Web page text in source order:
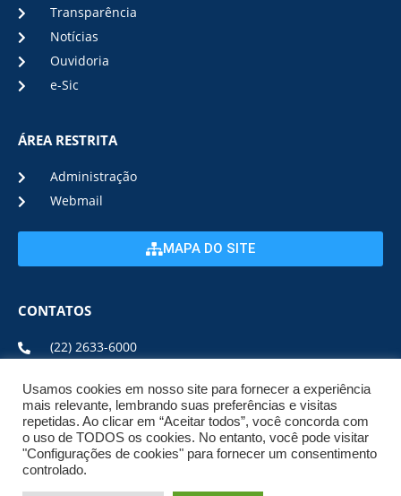
Transparência
Notícias
Ouvidoria
e-Sic
ÁREA RESTRITA
Administração
Webmail
MAPA DO SITE
CONTATOS
(22) 2633-6000
ENDEREÇO E HORÁRIO
ESTRADA DA USINA, Nº 600 CENTRO, CEP: 28950-000
DE SEGUNDA A SEXTA DE 08:00 ÀS 17:00
Usamos cookies em nosso site para fornecer a experiência
mais relevante, lembrando suas preferências e visitas
repetidas. Ao clicar em “Aceitar todos”, você concorda com
o uso de TODOS os cookies. No entanto, você pode visitar
"Configurações de cookies" para fornecer um consentimento
controlado.